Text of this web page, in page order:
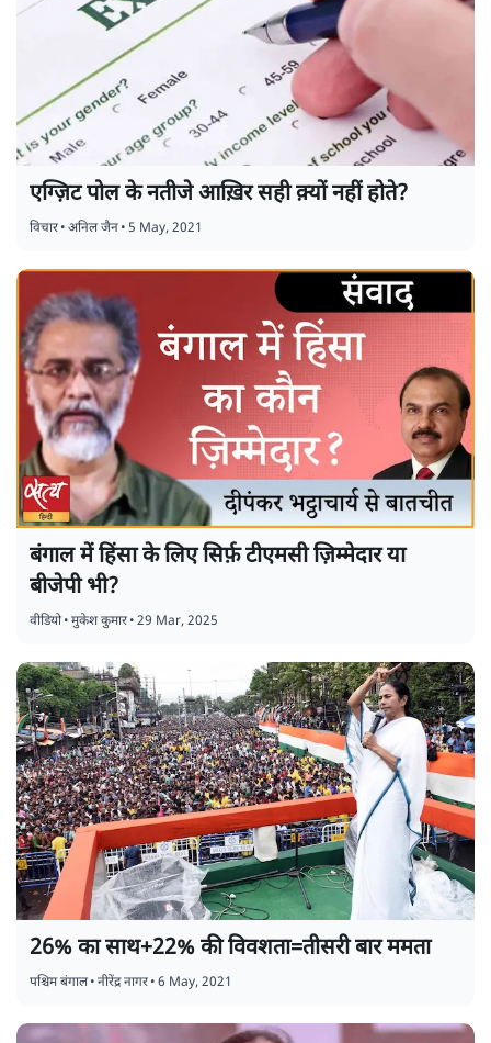
एग्ज़िट पोल के नतीजे आख़िर सही क़्यों नहीं होते?
विचार•अनिल जैन•5 May, 2021
बंगाल में हिंसा के लिए सिर्फ़ टीएमसी ज़िम्मेदार या
बीजेपी भी?
वीडियो•मुकेश कुमार•29 Mar, 2025
26% का साथ+22% की विवशता=तीसरी बार ममता
पश्चिम बंगाल•नीरेंद्र नागर•6 May, 2021